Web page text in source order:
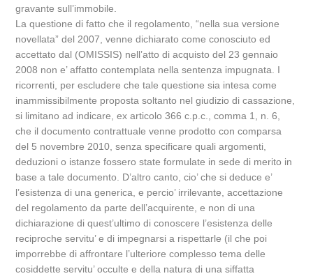
gravante sull’immobile.
La questione di fatto che il regolamento, “nella sua versione
novellata” del 2007, venne dichiarato come conosciuto ed
accettato dal (OMISSIS) nell’atto di acquisto del 23 gennaio
2008 non e’ affatto contemplata nella sentenza impugnata. I
ricorrenti, per escludere che tale questione sia intesa come
inammissibilmente proposta soltanto nel giudizio di cassazione,
si limitano ad indicare, ex articolo 366 c.p.c., comma 1, n. 6,
che il documento contrattuale venne prodotto con comparsa
del 5 novembre 2010, senza specificare quali argomenti,
deduzioni o istanze fossero state formulate in sede di merito in
base a tale documento. D’altro canto, cio’ che si deduce e’
l’esistenza di una generica, e percio’ irrilevante, accettazione
del regolamento da parte dell’acquirente, e non di una
dichiarazione di quest’ultimo di conoscere l’esistenza delle
reciproche servitu’ e di impegnarsi a rispettarle (il che poi
imporrebbe di affrontare l’ulteriore complesso tema delle
cosiddette servitu’ occulte e della natura di una siffatta